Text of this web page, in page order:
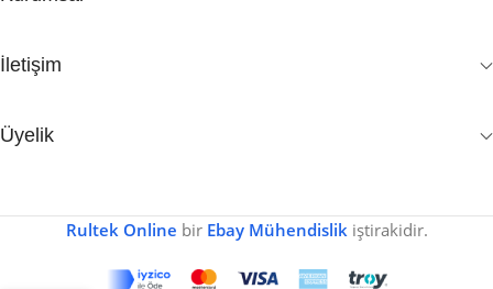
İletişim
Üyelik
Rultek Online bir Ebay Mühendislik iştirakidir.